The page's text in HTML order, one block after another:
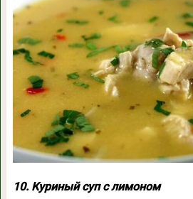
10. Куриный суп с лимоном